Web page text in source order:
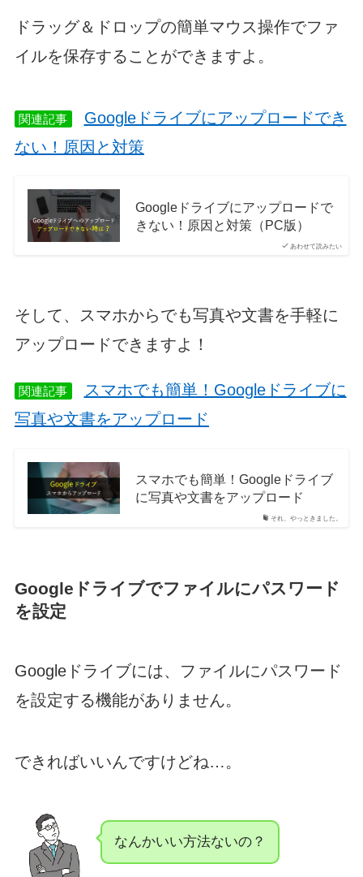
ドラッグ＆ドロップの簡単マウス操作でファ
イルを保存することができますよ。
関連記事
Googleドライブにアップロードでき
ない！原因と対策
あわせて読みたい
Googleドライブにアップロードで
きない！原因と対策（PC版）
そして、スマホからでも写真や文書を手軽に
アップロードできますよ！
関連記事
スマホでも簡単！Googleドライブに
写真や文書をアップロード
それ、やっときました。
スマホでも簡単！Googleドライブ
に写真や文書をアップロード
Googleドライブでファイルにパスワード
を設定
Googleドライブには、ファイルにパスワード
を設定する機能がありません。
できればいいんですけどね…。
なんかいい方法ないの？